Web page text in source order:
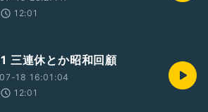
12:01
三連休とか昭和回顧
18 16:01:04
12:01